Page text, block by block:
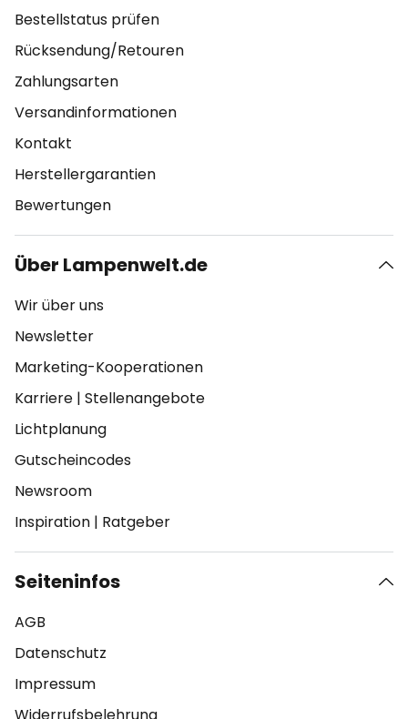
Bestellstatus prüfen
Rücksendung/Retouren
Zahlungsarten
Versandinformationen
Kontakt
Herstellergarantien
Bewertungen
Über Lampenwelt.de
Wir über uns
Newsletter
Marketing-Kooperationen
Karriere | Stellenangebote
Lichtplanung
Gutscheincodes
Newsroom
Inspiration | Ratgeber
Seiteninfos
AGB
Datenschutz
Impressum